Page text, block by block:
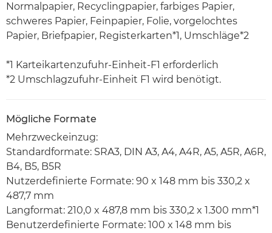
Normalpapier, Recyclingpapier, farbiges Papier,
schweres Papier, Feinpapier, Folie, vorgelochtes
Papier, Briefpapier, Registerkarten*1, Umschläge*2
*1 Karteikartenzufuhr-Einheit-F1 erforderlich
*2 Umschlagzufuhr-Einheit F1 wird benötigt.
Mögliche Formate
Mehrzweckeinzug:
Standardformate: SRA3, DIN A3, A4, A4R, A5, A5R, A6R,
B4, B5, B5R
Nutzerdefinierte Formate: 90 x 148 mm bis 330,2 x
487,7 mm
Langformat: 210,0 x 487,8 mm bis 330,2 x 1.300 mm*1
Benutzerdefinierte Formate: 100 x 148 mm bis